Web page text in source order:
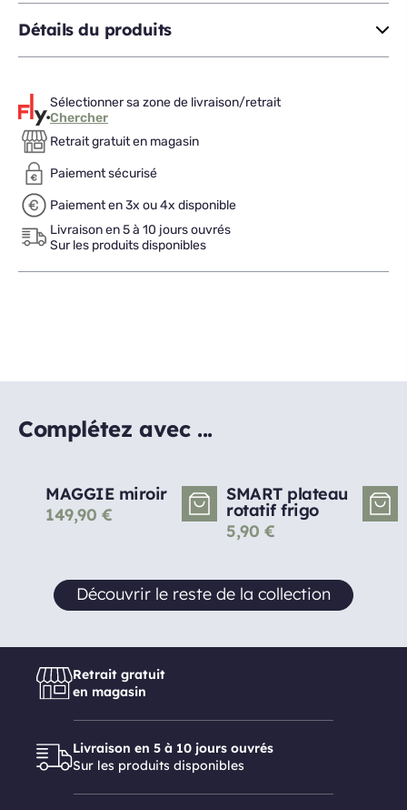
Détails du produits
Sélectionner sa zone de livraison/retrait
Chercher
Retrait gratuit en magasin
Paiement sécurisé
Paiement en 3x ou 4x disponible
Livraison en 5 à 10 jours ouvrés
Sur les produits disponibles
Complétez avec ...
MAGGIE miroir
149,90 €
SMART plateau
rotatif frigo
5,90 €
Découvrir le reste de la collection
Retrait gratuit
en magasin
Livraison en 5 à 10 jours ouvrés
Sur les produits disponibles